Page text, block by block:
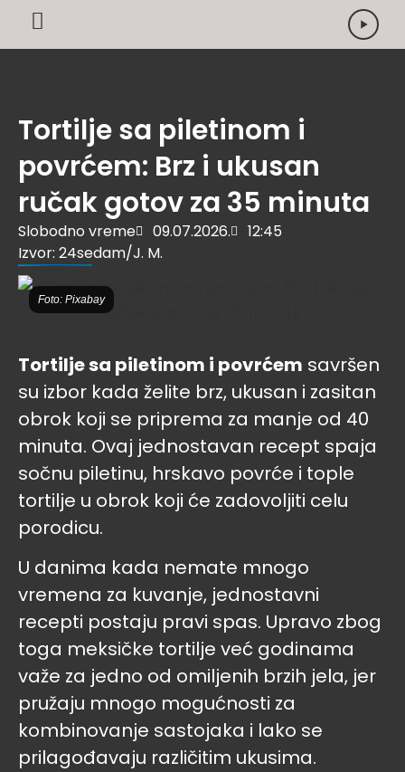
Tortilje sa piletinom i
povrćem: Brz i ukusan
ručak gotov za 35 minuta
Slobodno vreme 09.07.2026.
12:45
Izvor: 24sedam/J. M.
Foto: Pixabay
Tortilje sa piletinom i povrćem savršen
su izbor kada želite brz, ukusan i zasitan
obrok koji se priprema za manje od 40
minuta. Ovaj jednostavan recept spaja
sočnu piletinu, hrskavo povrće i tople
tortilje u obrok koji će zadovoljiti celu
porodicu.
U danima kada nemate mnogo
vremena za kuvanje, jednostavni
recepti postaju pravi spas. Upravo zbog
toga meksičke tortilje već godinama
važe za jedno od omiljenih brzih jela, jer
pružaju mnogo mogućnosti za
kombinovanje sastojaka i lako se
prilagođavaju različitim ukusima.